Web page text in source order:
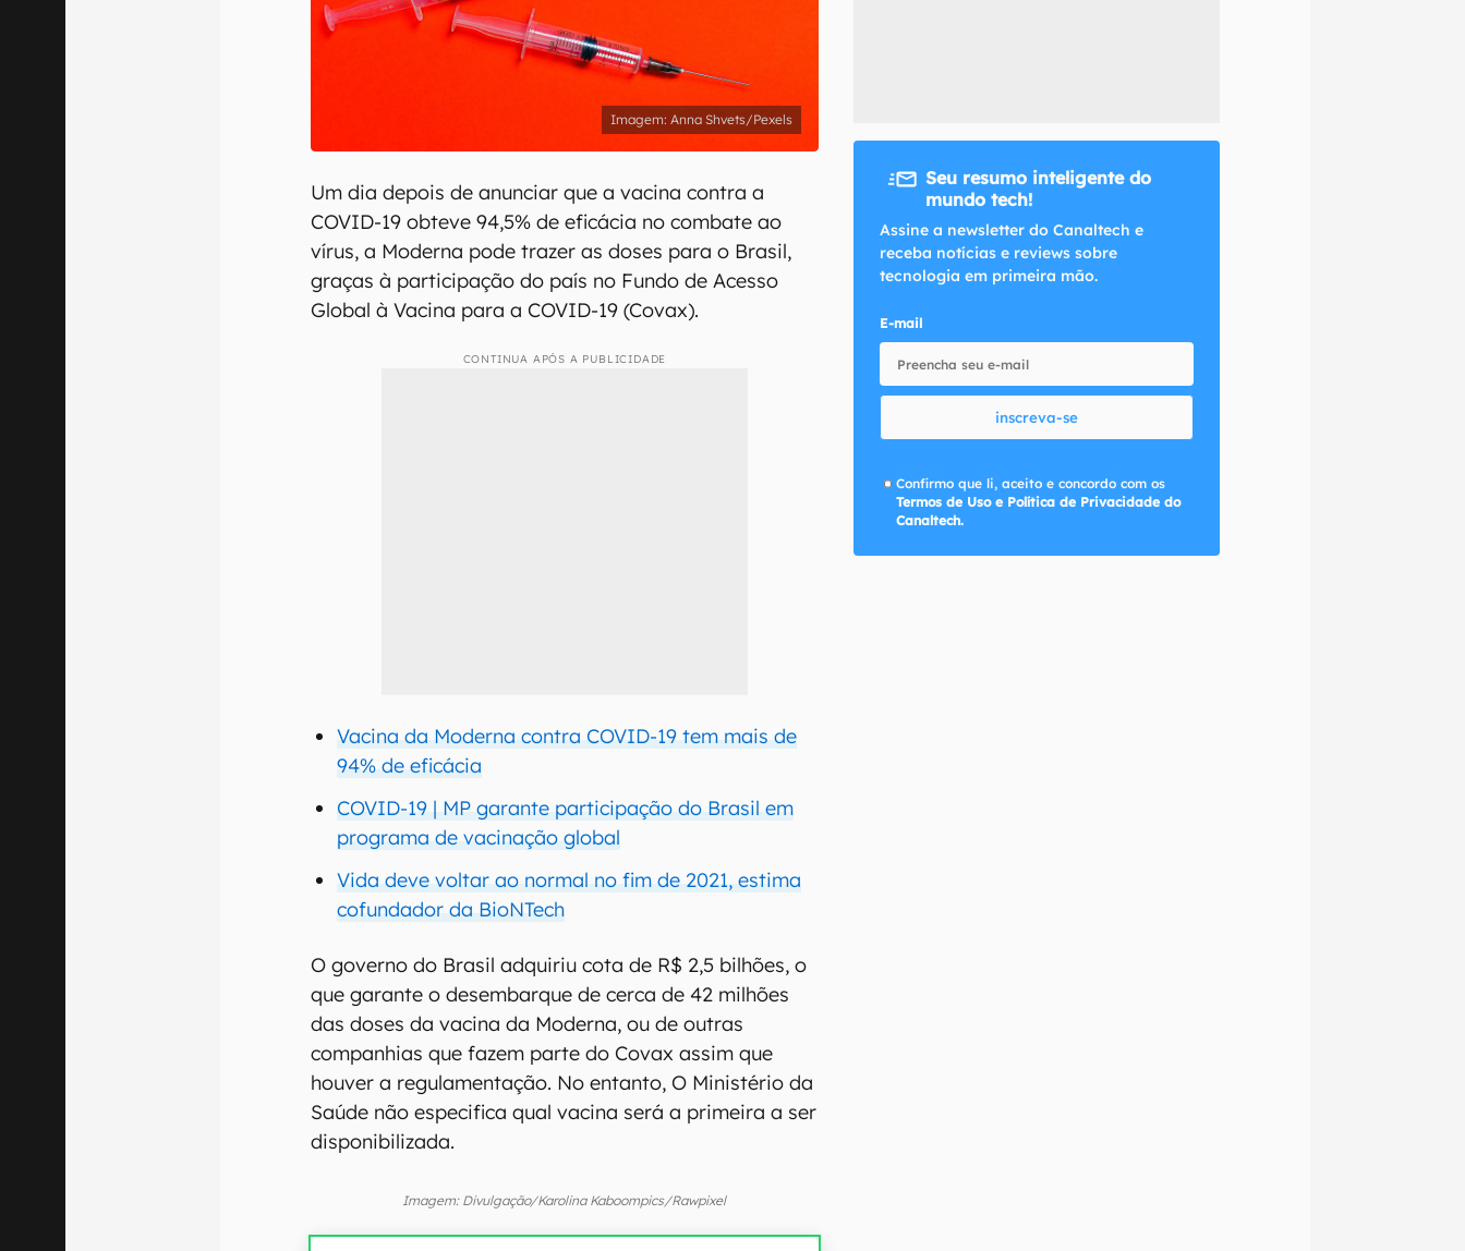
Anna Shvets/Pexels
Um dia depois de anunciar que a vacina contra a
COVID-19 obteve 94,5% de eficácia no combate ao
vírus, a Moderna pode trazer as doses para o Brasil,
graças à participação do país no Fundo de Acesso
Global à Vacina para a COVID-19 (Covax).
CONTINUA APÓS A PUBLICIDADE
Vacina da Moderna contra COVID-19 tem mais de
94% de eficácia
COVID-19 | MP garante participação do Brasil em
programa de vacinação global
Vida deve voltar ao normal no fim de 2021, estima
cofundador da BioNTech
O governo do Brasil adquiriu cota de R$ 2,5 bilhões, o
que garante o desembarque de cerca de 42 milhões
das doses da vacina da Moderna, ou de outras
companhias que fazem parte do Covax assim que
houver a regulamentação. No entanto, O Ministério da
Saúde não especifica qual vacina será a primeira a ser
disponibilizada.
Imagem: Divulgação/Karolina Kaboompics/Rawpixel
Seu resumo inteligente do
mundo tech!
Assine a newsletter do Canaltech e
receba notícias e reviews sobre
tecnologia em primeira mão.
E-mail
inscreva-se
Confirmo que li, aceito e concordo com os
Termos de Uso e Política de Privacidade do
Canaltech.